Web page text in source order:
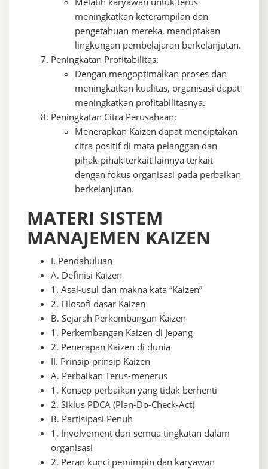
meningkatkan keterampilan dan
pengetahuan mereka, menciptakan
lingkungan pembelajaran berkelanjutan.
Peningkatan Profitabilitas:
Dengan mengoptimalkan proses dan
meningkatkan kualitas, organisasi dapat
meningkatkan profitabilitasnya.
Peningkatan Citra Perusahaan:
Menerapkan Kaizen dapat menciptakan
citra positif di mata pelanggan dan
pihak-pihak terkait lainnya terkait
dengan fokus organisasi pada perbaikan
berkelanjutan.
MATERI SISTEM
MANAJEMEN KAIZEN
I. Pendahuluan
A. Definisi Kaizen
1. Asal-usul dan makna kata “Kaizen”
2. Filosofi dasar Kaizen
B. Sejarah Perkembangan Kaizen
1. Perkembangan Kaizen di Jepang
2. Penerapan Kaizen di dunia
II. Prinsip-prinsip Kaizen
A. Perbaikan Terus-menerus
1. Konsep perbaikan yang tidak berhenti
2. Siklus PDCA (Plan-Do-Check-Act)
B. Partisipasi Penuh
1. Involvement dari semua tingkatan dalam
organisasi
2. Peran kunci pemimpin dan karyawan